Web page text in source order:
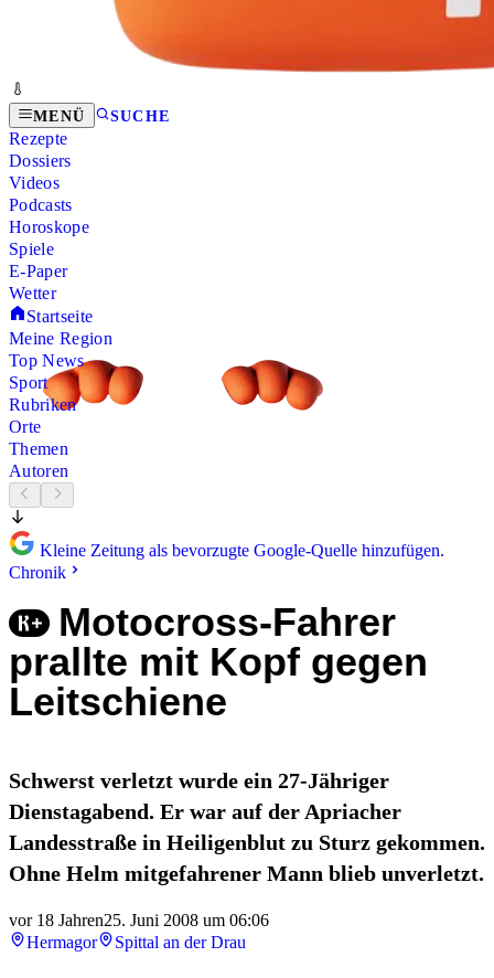
MENÜ SUCHE
Rezepte
Dossiers
Videos
Podcasts
Horoskope
Spiele
E-Paper
Wetter
Startseite
Meine Region
Top News
Sport
Rubriken
Orte
Themen
Autoren
Kleine Zeitung als bevorzugte Google-Quelle hinzufügen.
Chronik
Motocross-Fahrer
prallte mit Kopf gegen
Leitschiene
Schwerst verletzt wurde ein 27-Jähriger
Dienstagabend. Er war auf der Apriacher
Landesstraße in Heiligenblut zu Sturz gekommen.
Ohne Helm mitgefahrener Mann blieb unverletzt.
vor 18 Jahren25. Juni 2008 um 06:06
Hermagor
Spittal an der Drau